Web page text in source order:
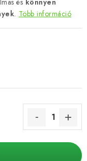
és könnyen
. Több információ